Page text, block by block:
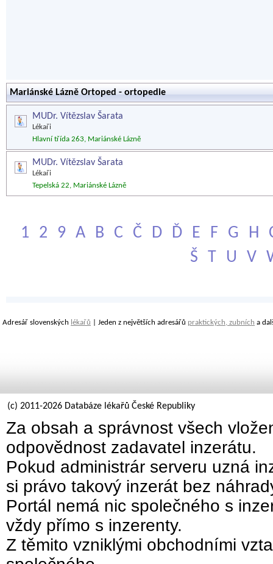
Mariánské Lázně Ortoped - ortopedie
MUDr. Vítězslav Šarata
Lékaři
Hlavní třída 263, Mariánské Lázně
MUDr. Vítězslav Šarata
Lékaři
Tepelská 22, Mariánské Lázně
1 2 9 A B C Č D Ď E F G H
Š
T U V
Adresář slovenských lékařů | Jeden z největších adresářů praktických, zubních a
(c) 2011-2026 Databáze lékařů České Republiky
Za obsah a správnost všech
odpovědnost zadavatel inzerátu.
Pokud administrár serveru uzná
si právo takový inzerát bez
Portál nemá nic společného s
vždy přímo s inzerenty.
Z těmito vzniklými obchodními